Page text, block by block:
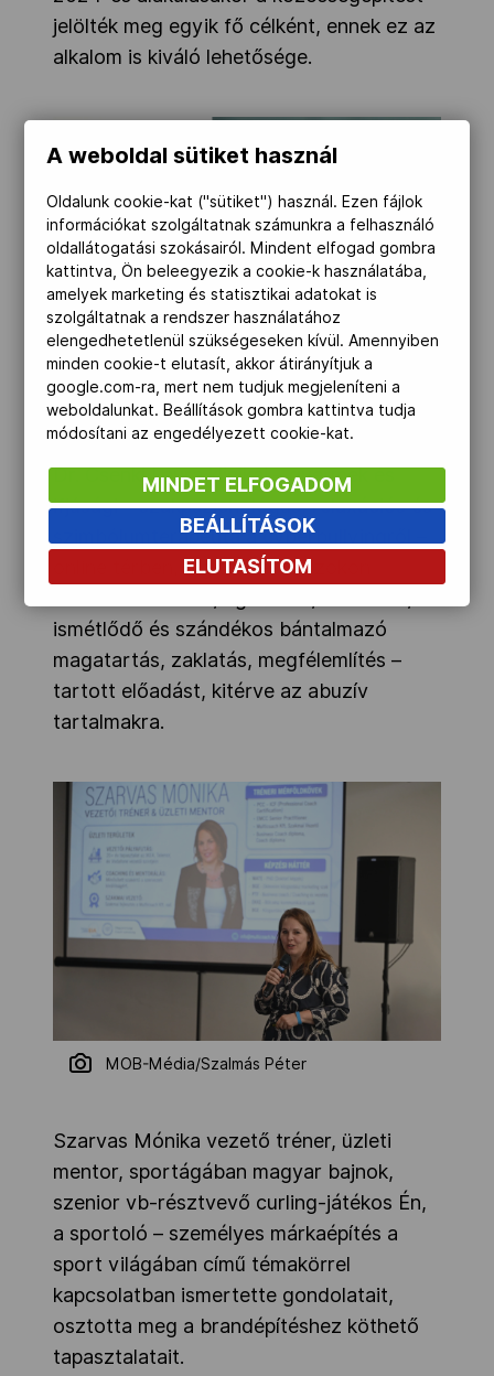
jelölték meg egyik fő célként, ennek ez az
alkalom is kiváló lehetősége.
MOB-Média/Szalmás Péter
Dr. Csenki Laura klinikai – gyermek és
ifjúsági – szakpszichológus, relaxációs és
szimbólumterapeuta a cyberbullyingről –
online térben, digitális eszközökön
ismétlődő és szándékos bántalmazó
magatartás, zaklatás, megfélemlítés –
tartott előadást, kitérve az abuzív
tartalmakra.
MOB-Média/Szalmás Péter
Szarvas Mónika vezető tréner, üzleti
mentor, sportágában magyar bajnok,
szenior vb-résztvevő curling-játékos Én,
a sportoló – személyes márkaépítés a
sport világában című témakörrel
kapcsolatban ismertette gondolatait,
osztotta meg a brandépítéshez köthető
tapasztalatait.
A weboldal sütiket használ
Oldalunk cookie-kat ("sütiket") használ. Ezen fájlok
információkat szolgáltatnak számunkra a felhasználó
oldallátogatási szokásairól. Mindent elfogad gombra
kattintva, Ön beleegyezik a cookie-k használatába,
amelyek marketing és statisztikai adatokat is
szolgáltatnak a rendszer használatához
elengedhetetlenül szükségeseken kívül. Amennyiben
minden cookie-t elutasít, akkor átirányítjuk a
google.com-ra, mert nem tudjuk megjeleníteni a
weboldalunkat. Beállítások gombra kattintva tudja
módosítani az engedélyezett cookie-kat.
MINDET ELFOGADOM
BEÁLLÍTÁSOK
ELUTASÍTOM